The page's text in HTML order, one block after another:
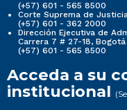
(+57) 601 - 565 8500
Corte Suprema de
(+57) 601 - 362 2000
Dirección Ejecutiva de
Carrera 7 # 27-18, Bogotá
(+57) 601 - 565 8500
Acceda a su
institucional